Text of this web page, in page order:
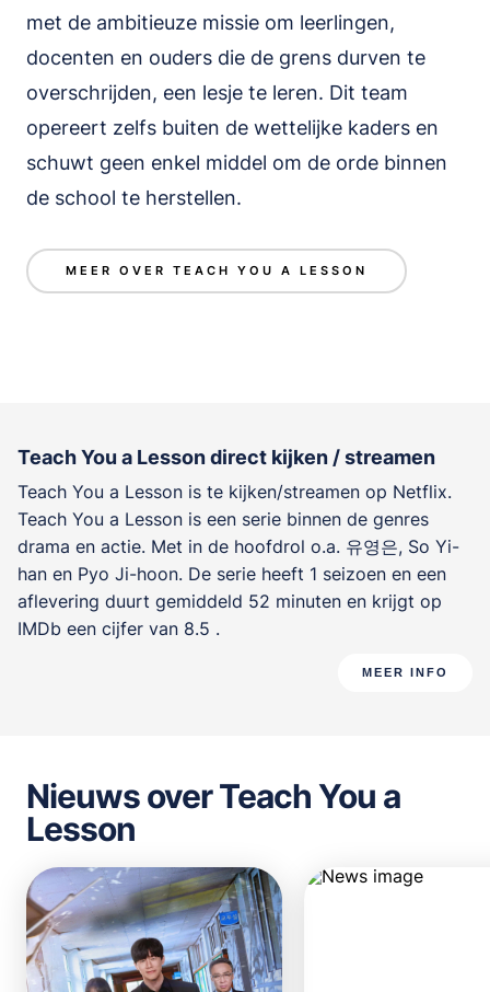
met de ambitieuze missie om leerlingen,
docenten en ouders die de grens durven te
overschrijden, een lesje te leren. Dit team
opereert zelfs buiten de wettelijke kaders en
schuwt geen enkel middel om de orde binnen
de school te herstellen.
MEER OVER TEACH YOU A LESSON
Teach You a Lesson direct kijken / streamen
Teach You a Lesson is te kijken/streamen op Netflix.
Teach You a Lesson is een serie binnen de genres
drama en actie. Met in de hoofdrol o.a. 유영은, So Yi-
han en Pyo Ji-hoon. De serie heeft 1 seizoen en een
aflevering duurt gemiddeld 52 minuten en krijgt op
IMDb een cijfer van 8.5 .
MEER INFO
Nieuws over Teach You a
Lesson